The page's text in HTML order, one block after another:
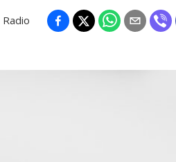
Radio